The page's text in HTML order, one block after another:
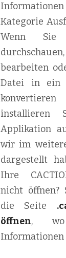
Kategorie
Wenn
bearbeiten
Datei in ein
installieren
Applikation
wir im
dargestellt
Ihre
nicht öffnen?
die Seite
öffnen,
Informationen